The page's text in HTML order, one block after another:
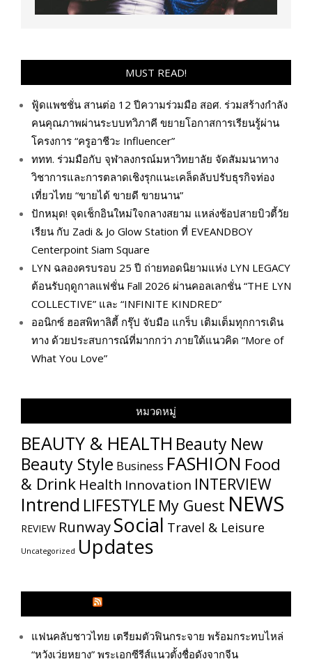
MUST READ!
ฟู้ดแพชชั่น สานต่อ 12 ปีความร่วมมือ สอศ. ร่วมสร้างกำลัง
คนคุณภาพผ่านระบบทวิภาคี ขยายโอกาสการเรียนรู้ผ่าน
โครงการ “ครูอาชีวะ Influencer”
ททท. ร่วมมือกับ จุฬาลงกรณ์มหาวิทยาลัย จัดสัมมนาทาง
วิชาการและการตลาดเชิงรุกแนะเคล็ดลับปรับธุรกิจท่อง
เที่ยวไทย “ขายได้ ขายดี ขายนาน”
ปักหมุด! จุดเช็กอินใหม่ใจกลางสยาม แหล่งช้อปสายบิวตี้วัย
เรียน กับ Zadi & Jo Glow Station ที่ EVEANDBOY
Centerpoint Siam Square
LYN ฉลองครบรอบ 25 ปี ถ่ายทอดนิยามแห่ง LYN LEGACY
ต้อนรับฤดูกาลแฟชั่น Fall 2026 ผ่านคอลเลกชั่น “THE LYN
COLLECTIVE” และ “INFINITE KINDRED”
ออนิกซ์ ฮอสพิทาลิตี้ กรุ๊ป จับมือ แกร็บ เติมเต็มทุกการเดิน
ทาง ด้วยประสบการณ์ที่มากกว่า ภายใต้แนวคิด “More of
What You Love”
หมวดหมู่
BEAUTY & HEALTH Beauty New
Beauty Style Business FASHION Food
& Drink Health Innovation INTERVIEW
Intrend LIFESTYLE My​ Guest NEWS
REVIEW RunwaySocial Travel & Leisure
Uncategorized Updates
แฟนคลับชาวไทย เตรียมตัวฟินกระจาย พร้อมกระทบไหล่
“หวังเว่ยหยาง” พระเอกซีรีส์แนวตั้งชื่อดังจากจีน